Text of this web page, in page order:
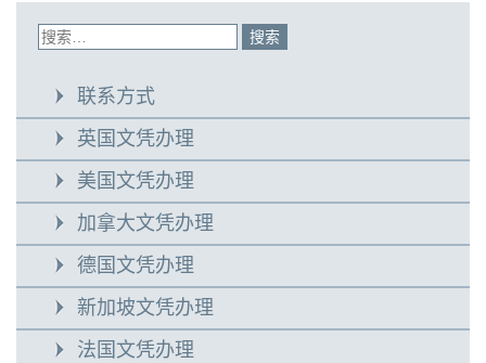
联系方式
英国文凭办理
美国文凭办理
加拿大文凭办理
德国文凭办理
新加坡文凭办理
法国文凭办理